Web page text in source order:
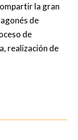
la gran
de
de
realización de